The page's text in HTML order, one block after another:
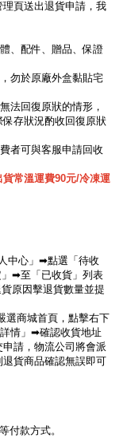
頁送出退貨申請，我
、配件、贈品、保證
勿於原廠外盒黏貼宅
法回復原狀的情形，
存狀況酌收回復原狀
者可與客服申請回收
常溫運費90元/冷凍運
中心」➡點選「待收
➡至「已收貨」列表
原因擊退貨數量並提
選商城首頁，點擊右下
情」➡確認收貨地址
請，物流公司將會派
貨商品確認無誤即可
付款方式。